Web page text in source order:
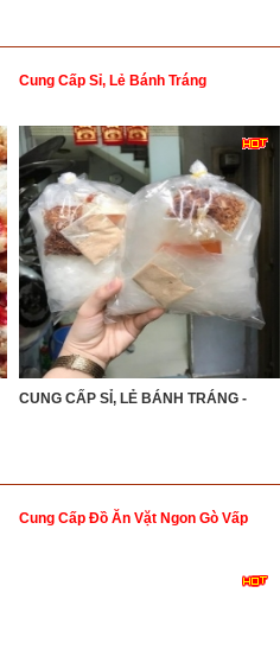
Cung Cấp Sỉ, Lẻ Bánh Tráng
CUNG CẤP SỈ, LẺ BÁNH TRÁNG -
Cung Cấp Đồ Ăn Vặt Ngon Gò Vấp